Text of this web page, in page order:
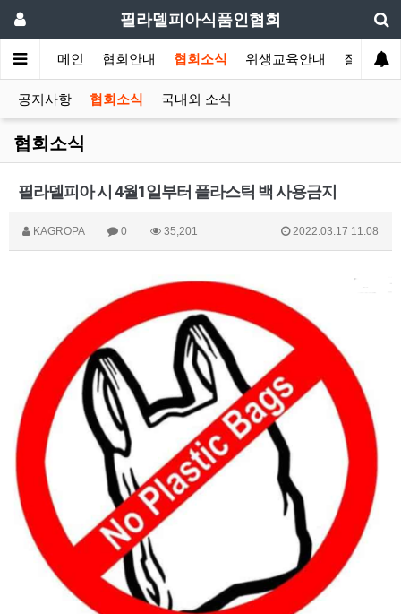
필라델피아식품인협회
메인 협회안내 협회소식 위생교육안내 질의답변
공지사항 협회소식 국내외 소식
협회소식
필라델피아 시 4월1일부터 플라스틱 백 사용금지
KAGROPA 0 35,201 2022.03.17 11:08